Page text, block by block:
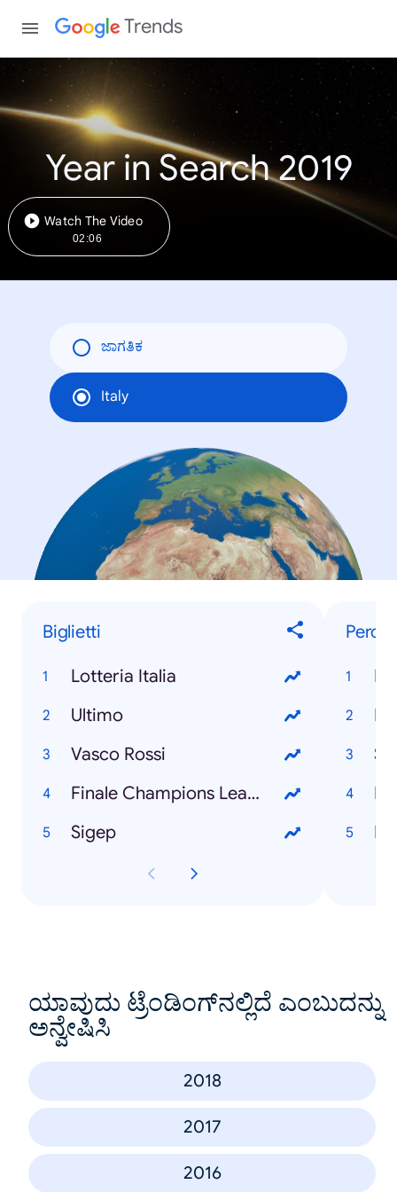
Trends
Year in Search 2019
Watch The Video
02:06
ಜಾಗತಿಕ
Italy
Biglietti
Lotteria Italia
Ultimo
Vasco Rossi
Finale Champions League
Sigep
È
Si
ಯಾವುದು ಟ್ರೆಂಡಿಂಗ್‌ನಲ್ಲಿದೆ ಎಂಬುದನ್ನು
ಅನ್ವೇಷಿಸಿ
2018
2017
2016